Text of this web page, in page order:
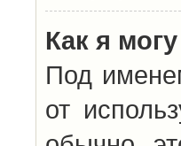
Как я
Под
от